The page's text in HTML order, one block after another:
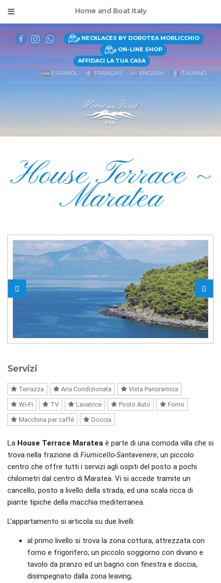
Home and Boat Italy
NECKLACES BY DOROTEA MORLICCHIO
ON-LINE SHOP
AFFIDACI LA TUA CASA
ITALIANO
ENGLISH
FRANÇAIS
ESPAÑOL
House Terrace ~
Maratea
Servizi
Terrazza Aria Condizionata Vista Panoramica
Wi-Fi TV Lavatrice Posto Auto Forno
Macchina per caffé Doccia
La House Terrace Maratea è parte di una comoda villa che si
trova nella frazione di Fiumicello-Santavenere, un piccolo
centro che offre tutti i servizi agli ospiti del posto a pochi
chilometri dal centro di Maratea. Vi si accede tramite un
cancello, posto a livello della strada, ed una scala ricca di
piante tipiche della macchia mediterranea.
L’appartamento si articola su due livelli:
al primo livello si trova la zona cottura, attrezzata con
forno e frigorifero; un piccolo soggiorno con divano e
tavolo da pranzo ed un bagno con finestra e doccia,
disimpegnato dalla zona leaving;